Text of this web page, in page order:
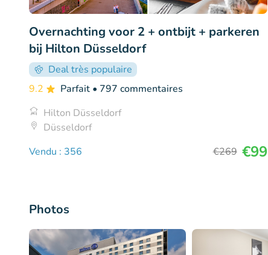
Overnachting voor 2 + ontbijt + parkeren
bij Hilton Düsseldorf
Deal très populaire
9.2
Parfait • 797 commentaires
Hilton Düsseldorf
Düsseldorf
Vendu : 356
€269 €99
Photos